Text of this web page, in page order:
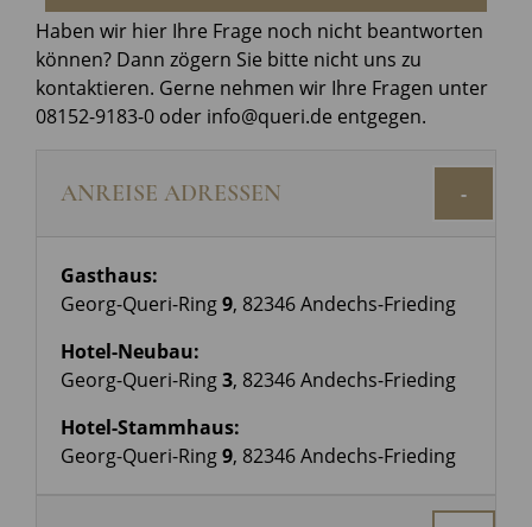
Haben wir hier Ihre Frage noch nicht beantworten
können? Dann zögern Sie bitte nicht uns zu
kontaktieren. Gerne nehmen wir Ihre Fragen unter
08152-9183-0 oder info@queri.de entgegen.
ANREISE ADRESSEN -
Gasthaus:
Georg-Queri-Ring9, 82346 Andechs-Frieding
Hotel-Neubau:
Georg-Queri-Ring3, 82346 Andechs-Frieding
Hotel-Stammhaus:
Georg-Queri-Ring9, 82346 Andechs-Frieding